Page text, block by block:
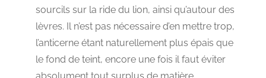
sourcils sur la ride du lion, ainsi qu’autour des
lèvres. Il n’est pas nécessaire d’en mettre trop,
l’anticerne étant naturellement plus épais que
le fond de teint, encore une fois il faut éviter